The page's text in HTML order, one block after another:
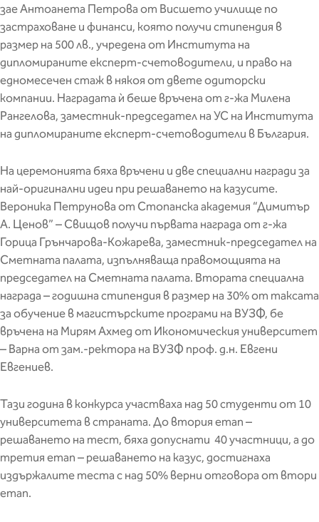
зае Антоанета Петрова от Висшето училище по
застраховане и финанси, която получи стипендия в
размер на 500 лв., учредена от Института на
дипломираните експерт-счетоводители, и право на
едномесечен стаж в някоя от двете одиторски
компании. Наградата ѝ беше връчена от г-жа Милена
Рангелова, заместник-председател на УС на Института
на дипломираните експерт-счетоводители в България.
На церемонията бяха връчени и две специални награди за
най-оригинални идеи при решаването на казусите.
Вероника Петрунова от Стопанска академия “Димитър
А. Ценов” – Свищов получи първата награда от г-жа
Горица Грънчарова-Кожарева, заместник-председател на
Сметната палата, изпълняваща правомощията на
председател на Сметната палата. Втората специална
награда – годишна стипендия в размер на 30% от таксата
за обучение в магистърските програми на ВУЗФ, бе
връчена на Мирям Ахмед от Икономическия университет
– Варна от зам.-ректора на ВУЗФ проф. д.н. Евгени
Евгениев.
Тази година в конкурса участваха над 50 студенти от 10
университета в страната. До втория етап –
решаването на тест, бяха допуснати 40 участници, а до
третия етап – решаването на казус, достигнаха
издържалите теста с над 50% верни отговора от втори
етап.